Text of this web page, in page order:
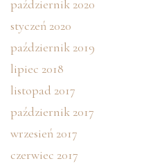
październik 2020
styczeń 2020
październik 2019
lipiec 2018
listopad 2017
październik 2017
wrzesień 2017
czerwiec 2017